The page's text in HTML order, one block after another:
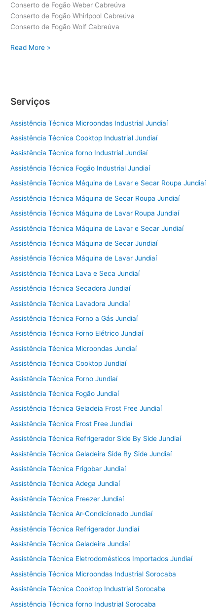
Conserto de Fogão Weber Cabreúva
Conserto de Fogão Whirlpool Cabreúva
Conserto de Fogão Wolf Cabreúva
Conserto
Read More »
Serviços
Assistência Técnica Microondas Industrial Jundiaí
Assistência Técnica Cooktop Industrial Jundiaí
Assistência Técnica forno Industrial Jundiaí
Assistência Técnica Fogão Industrial Jundiaí
Assistência Técnica Máquina de Lavar e Secar Roupa Jundiaí
Assistência Técnica Máquina de Secar Roupa Jundiaí
Assistência Técnica Máquina de Lavar Roupa Jundiaí
Assistência Técnica Máquina de Lavar e Secar Jundiaí
Assistência Técnica Máquina de Secar Jundiaí
Assistência Técnica Máquina de Lavar Jundiaí
Assistência Técnica Lava e Seca Jundiaí
Assistência Técnica Secadora Jundiaí
Assistência Técnica Lavadora Jundiaí
Assistência Técnica Forno a Gás Jundiaí
Assistência Técnica Forno Elétrico Jundiaí
Assistência Técnica Microondas Jundiaí
Assistência Técnica Cooktop Jundiaí
Assistência Técnica Forno Jundiaí
Assistência Técnica Fogão Jundiaí
Assistência Técnica Geladeia Frost Free Jundiaí
Assistência Técnica Frost Free Jundiaí
Assistência Técnica Refrigerador Side By Side Jundiaí
Assistência Técnica Geladeira Side By Side Jundiaí
Assistência Técnica Frigobar Jundiaí
Assistência Técnica Adega Jundiaí
Assistência Técnica Freezer Jundiaí
Assistência Técnica Ar-Condicionado Jundiaí
Assistência Técnica Refrigerador Jundiaí
Assistência Técnica Geladeira Jundiaí
Assistência Técnica Eletrodomésticos Importados Jundiaí
Assistência Técnica Microondas Industrial Sorocaba
Assistência Técnica Cooktop Industrial Sorocaba
Assistência Técnica forno Industrial Sorocaba